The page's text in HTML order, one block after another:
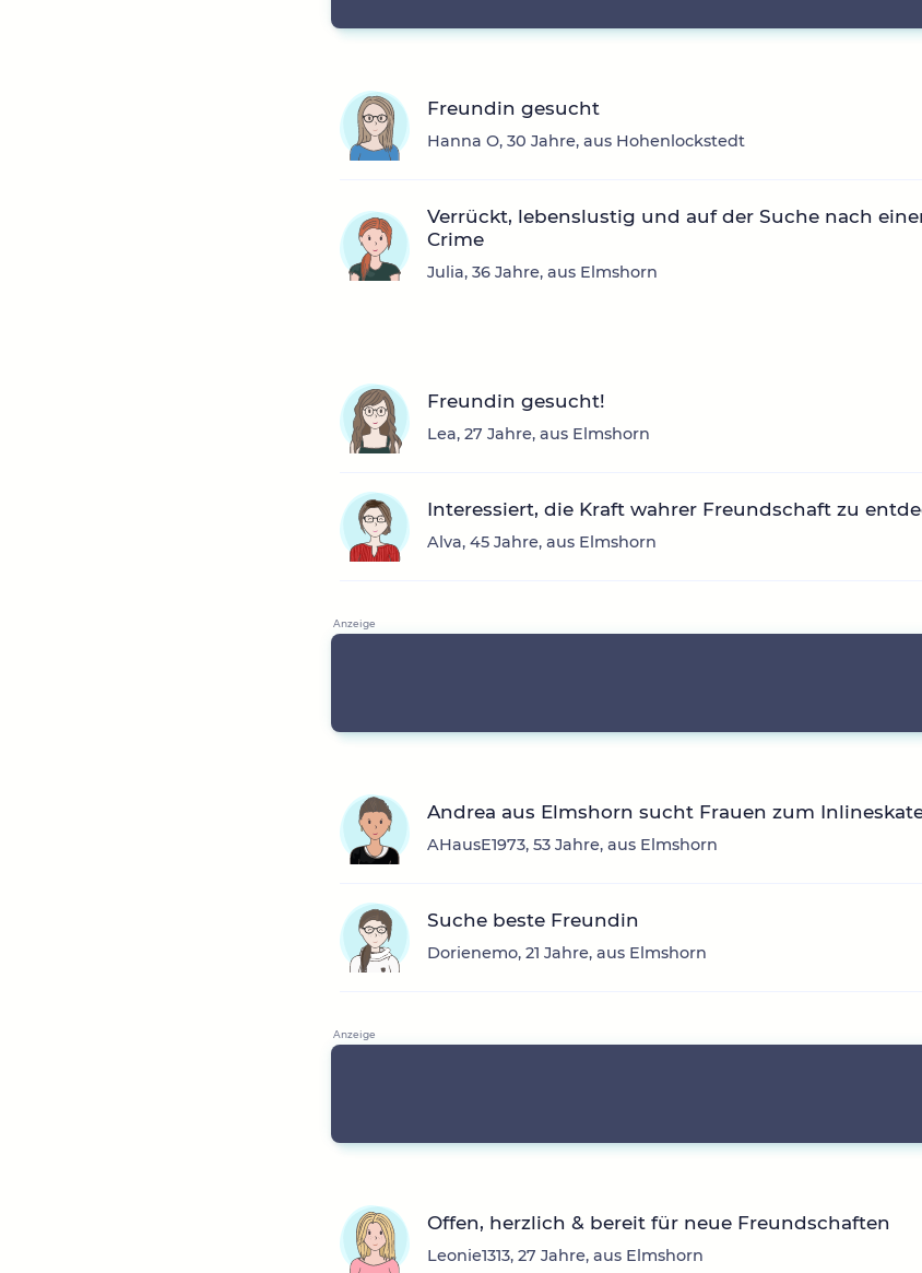
Freundin gesucht
Hanna O, 30 Jahre, aus Hohenlockstedt
Verrückt, lebenslustig und auf der Suche nach
Crime
Julia, 36 Jahre, aus Elmshorn
Freundin gesucht!
Lea, 27 Jahre, aus Elmshorn
Interessiert, die Kraft wahrer Freundschaft zu
Alva, 45 Jahre, aus Elmshorn
Andrea aus Elmshorn sucht Frauen zum
AHausE1973, 53 Jahre, aus Elmshorn
Suche beste Freundin
Dorienemo, 21 Jahre, aus Elmshorn
Offen, herzlich & bereit für neue Freundschaften
Leonie1313, 27 Jahre, aus Elmshorn